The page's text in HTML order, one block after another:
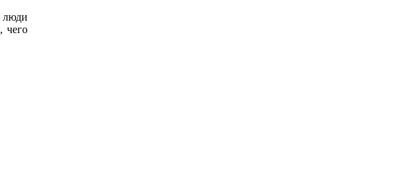
люди
чего